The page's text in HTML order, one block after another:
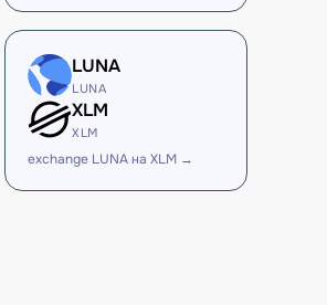
LUNA
LUNA
XLM
XLM
exchange LUNA на XLM →